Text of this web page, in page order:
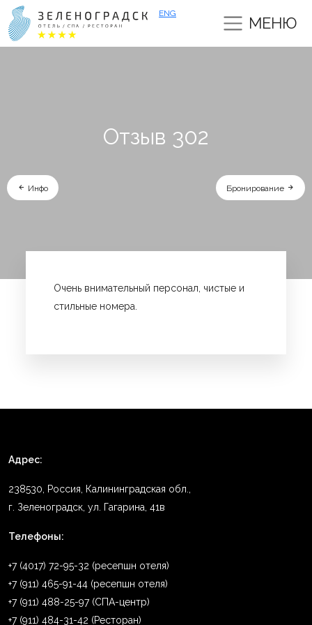
ENG
МЕНЮ
Отзыв 302
Инфо Бронирование
Очень внимательный персонал, чистые и
стильные номера.
Адрес:
238530, Россия, Калининградская обл.,
г. Зеленоградск, ул. Гагарина, 41в
Телефоны:
+7 (4017) 72-95-32 (ресепшн отеля)
+7 (911) 465-91-44 (ресепшн отеля)
+7 (911) 488-25-97 (СПА-центр)
+7 (911) 484-31-42 (Ресторан)